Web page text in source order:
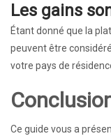
Les gains
Étant donné que la
peuvent être
votre pays de
Ce guide vous a